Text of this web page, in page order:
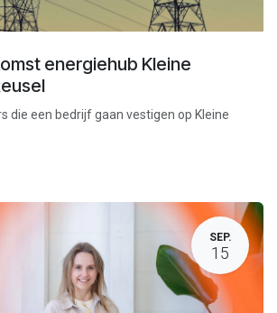
energiehub Kleine
die een bedrijf gaan vestigen op Kleine
SEP.
15